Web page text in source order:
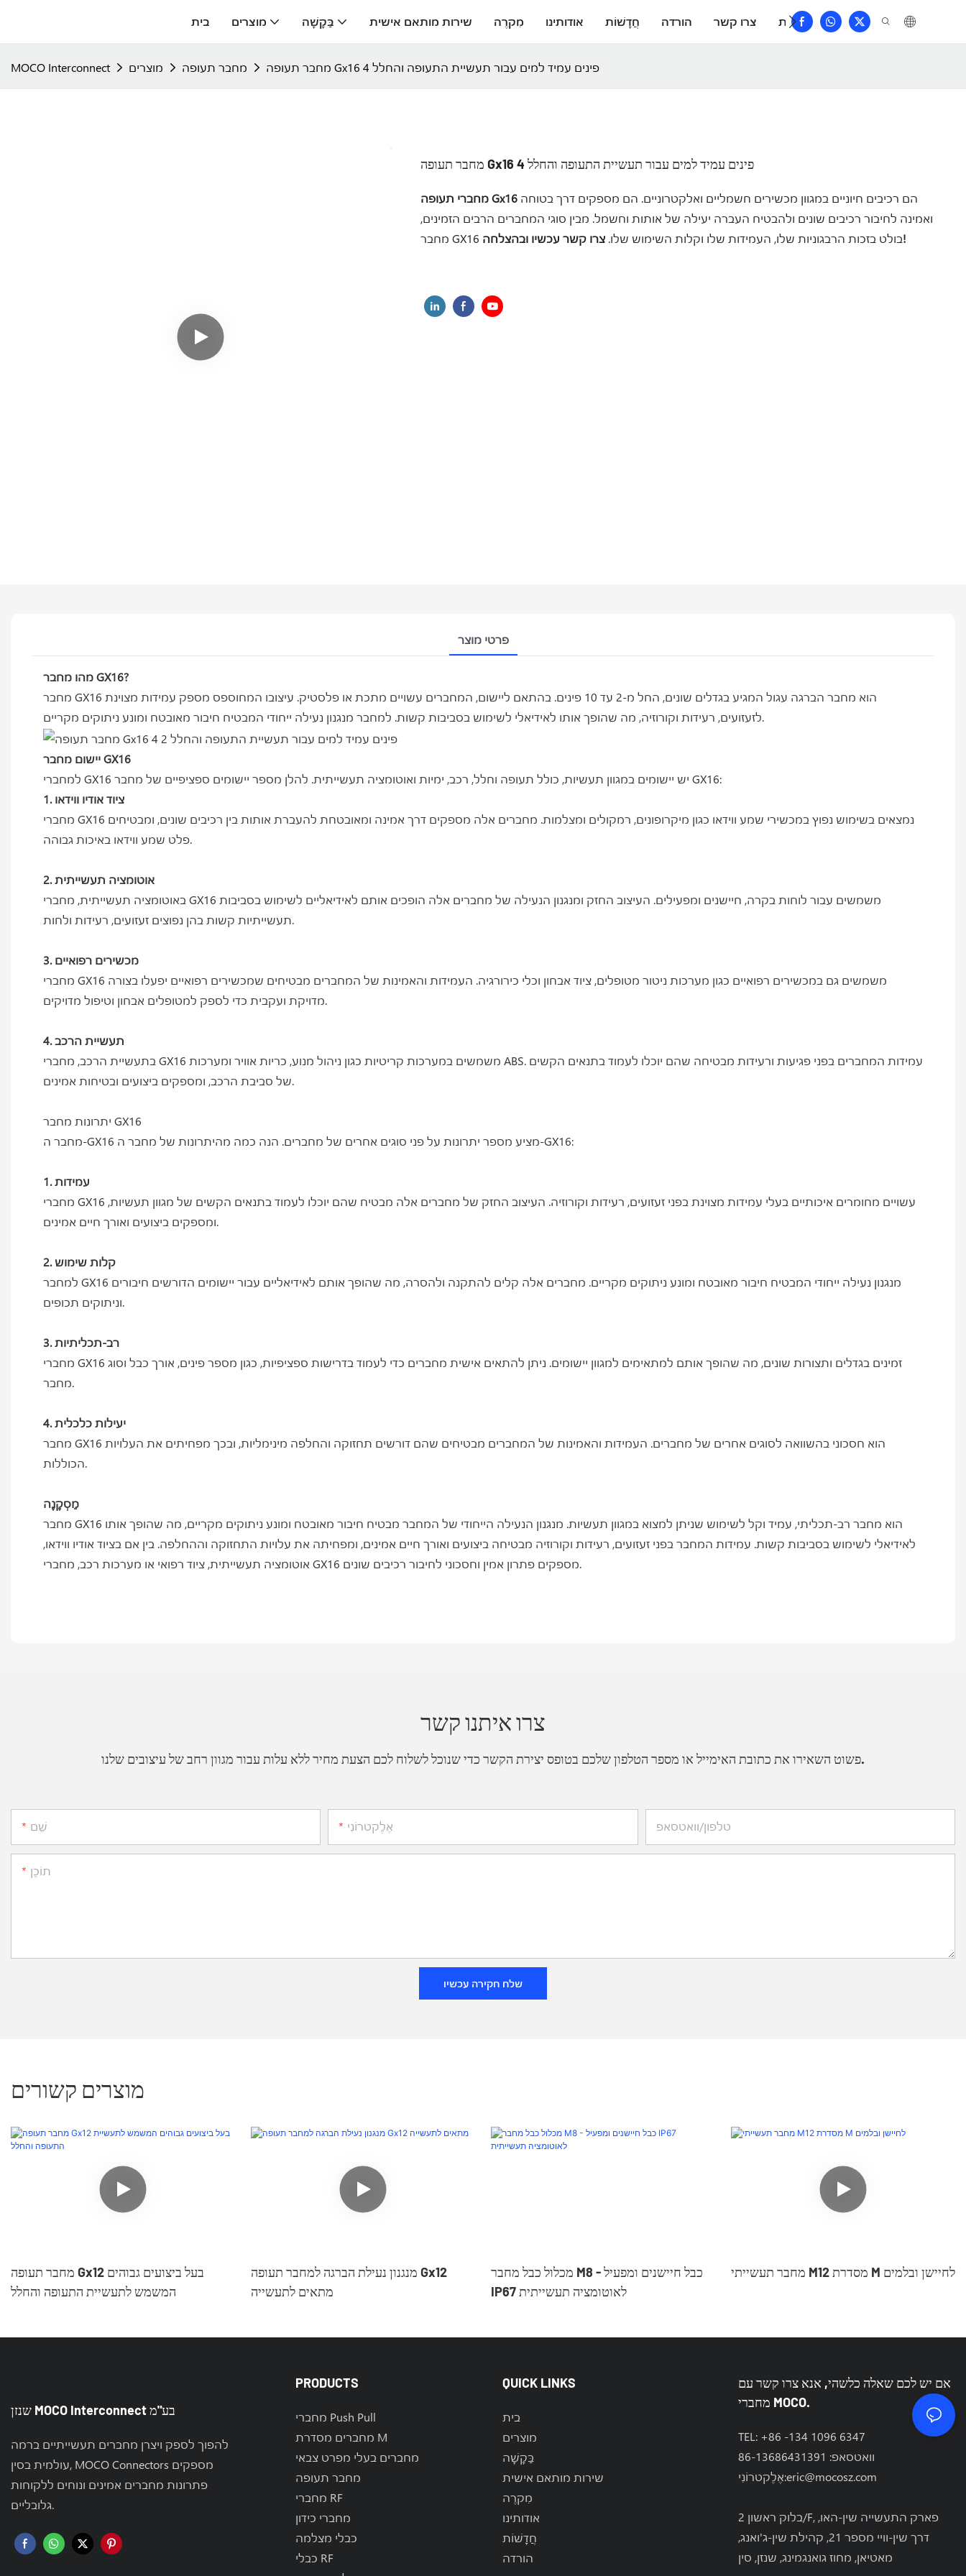
בית מוצרים בַּקָשָׁה שירות מותאם אישית מִקרֶה אודותינו חֲדָשׁוֹת הורדה צרו קשר שאלות נפוצות
MOCO Interconnect מוצרים מחבר תעופה מחבר תעופה Gx16 4 פינים עמיד למים עבור תעשיית התעופה והחלל
מחבר תעופה Gx16 4 פינים עמיד למים עבור תעשיית התעופה והחלל
מחברי תעופה Gx16
ואמינה לחיבור רכיבים שונים ולהבטיח העברה יעילה של אותות וחשמל. מבין סוגי המחברים הרבים הזמינים,
מחבר GX16 בולט בזכות הרבגוניות שלו, העמידות שלו וקלות השימוש שלו.צרו קשר עכשיו ובהצלחה!
פרטי מוצר
מהו מחבר GX16?
מחבר GX16 הוא מחבר הברגה עגול המגיע בגדלים שונים, החל מ-2 עד 10 פינים. בהתאם ליישום, המחברים עשויים מתכת או פלסטיק. עיצובו המחוספס מספק עמידות מצוינת
לזעזועים, רעידות וקורוזיה, מה שהופך אותו לאידיאלי לשימוש בסביבות קשות. למחבר מנגנון נעילה ייחודי המבטיח חיבור מאובטח ומונע ניתוקים מקריים.
יישום מחבר GX16
למחברי GX16 יש יישומים במגוון תעשיות, כולל תעופה וחלל, רכב, ימיות ואוטומציה תעשייתית. להלן מספר יישומים ספציפיים של מחבר GX16:
1. ציוד אודיו ווידאו
מחברי GX16 נמצאים בשימוש נפוץ במכשירי שמע ווידאו כגון מיקרופונים, רמקולים ומצלמות. מחברים אלה מספקים דרך אמינה ומאובטחת להעברת אותות בין רכיבים שונים, ומבטיחים
פלט שמע ווידאו באיכות גבוהה.
2. אוטומציה תעשייתית
באוטומציה תעשייתית, מחברי GX16 משמשים עבור לוחות בקרה, חיישנים ומפעילים. העיצוב החזק ומנגנון הנעילה של מחברים אלה הופכים אותם לאידיאליים לשימוש בסביבות
תעשייתיות קשות בהן נפוצים זעזועים, רעידות ולחות.
3. מכשירים רפואיים
מחברי GX16 משמשים גם במכשירים רפואיים כגון מערכות ניטור מטופלים, ציוד אבחון וכלי כירורגיה. העמידות והאמינות של המחברים מבטיחים שמכשירים רפואיים יפעלו בצורה
מדויקת ועקבית כדי לספק למטופלים אבחון וטיפול מדויקים.
4. תעשיית הרכב
בתעשיית הרכב, מחברי GX16 משמשים במערכות קריטיות כגון ניהול מנוע, כריות אוויר ומערכות ABS. עמידות המחברים בפני פגיעות ורעידות מבטיחה שהם יוכלו לעמוד בתנאים הקשים
של סביבת הרכב, ומספקים ביצועים ובטיחות אמינים.
יתרונות מחבר GX16
מחבר ה-GX16 מציע מספר יתרונות על פני סוגים אחרים של מחברים. הנה כמה מהיתרונות של מחבר ה-GX16:
1. עמידות
מחברי GX16 עשויים מחומרים איכותיים בעלי עמידות מצוינת בפני זעזועים, רעידות וקורוזיה. העיצוב החזק של מחברים אלה מבטיח שהם יוכלו לעמוד בתנאים הקשים של מגוון תעשיות,
ומספקים ביצועים ואורך חיים אמינים.
2. קלות שימוש
למחבר GX16 מנגנון נעילה ייחודי המבטיח חיבור מאובטח ומונע ניתוקים מקריים. מחברים אלה קלים להתקנה ולהסרה, מה שהופך אותם לאידיאליים עבור יישומים הדורשים חיבורים
וניתוקים תכופים.
3. רב-תכליתיות
מחברי GX16 זמינים בגדלים ותצורות שונים, מה שהופך אותם למתאימים למגוון יישומים. ניתן להתאים אישית מחברים כדי לעמוד בדרישות ספציפיות, כגון מספר פינים, אורך כבל וסוג
מחבר.
4. יעילות כלכלית
מחבר GX16 הוא חסכוני בהשוואה לסוגים אחרים של מחברים. העמידות והאמינות של המחברים מבטיחים שהם דורשים תחזוקה והחלפה מינימליות, ובכך מפחיתים את העלויות
הכוללות.
מַסְקָנָה
מחבר GX16 הוא מחבר רב-תכליתי, עמיד וקל לשימוש שניתן למצוא במגוון תעשיות. מנגנון הנעילה הייחודי של המחבר מבטיח חיבור מאובטח ומונע ניתוקים מקריים, מה שהופך אותו
לאידיאלי לשימוש בסביבות קשות. עמידות המחבר בפני זעזועים, רעידות וקורוזיה מבטיחה ביצועים ואורך חיים אמינים, ומפחיתה את עלויות התחזוקה וההחלפה. בין אם בציוד אודיו ווידאו,
אוטומציה תעשייתית, ציוד רפואי או מערכות רכב, מחברי GX16 מספקים פתרון אמין וחסכוני לחיבור רכיבים שונים.
צרו איתנו קשר
פשוט השאירו את כתובת האימייל או מספר הטלפון שלכם בטופס יצירת הקשר כדי שנוכל לשלוח לכם הצעת מחיר ללא עלות עבור מגוון רחב של עיצובים שלנו.
שֵׁם אֶלֶקטרוֹנִי טלפון/וואטסאפ
תוֹכֶן
שלח חקירה עכשיו
מוצרים קשורים
מחבר תעופה Gx12 בעל ביצועים גבוהים
המשמש לתעשיית התעופה והחלל
מנגנון נעילת הברגה למחבר תעופה Gx12
מתאים לתעשייה
מכלול כבל מחבר M8 - כבל חיישנים ומפעיל
IP67 לאוטומציה תעשייתית
מחבר תעשייתי M12 מסדרת M לחיישן ובלמים
שנזן MOCO Interconnect בע"מ
להפוך לספק ויצרן מחברים תעשייתיים ברמה
עולמית בסין, MOCO Connectors מספקים
פתרונות מחברים אמינים ונוחים ללקוחות
גלובליים.
PRODUCTS
מחברי Push Pull
מחברים מסדרת M
מחברים בעלי מפרט צבאי
מחבר תעופה
מחברי RF
מחברי כידון
כבלי מצלמה
כבלי RF
QUICK LINKS
בית
מוצרים
בַּקָשָׁה
שירות מותאם אישית
מִקרֶה
אודותינו
חֲדָשׁוֹת
הורדה
אם יש לכם שאלה כלשהי, אנא צרו קשר עם
מחברי MOCO.
TEL: +86 -134 1096 6347
וואטסאפ: 86-13686431391
אֶלֶקטרוֹנִי:eric@mocosz.com
בלוק ראשון 2/F, פארק התעשייה שין-האו,
דרך שין-וויי מספר 21, קהילת שין-ג'ואנג,
מאטיאן, מחוז גואנגמינג, שנזן, סין